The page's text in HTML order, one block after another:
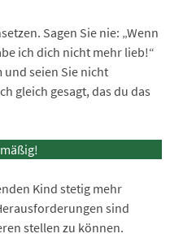
Sagen Sie nie: „Wenn
ich dich nicht mehr lieb!“
und seien Sie nicht
gleich gesagt, das du das
Kind stetig mehr
sind
stellen zu können.